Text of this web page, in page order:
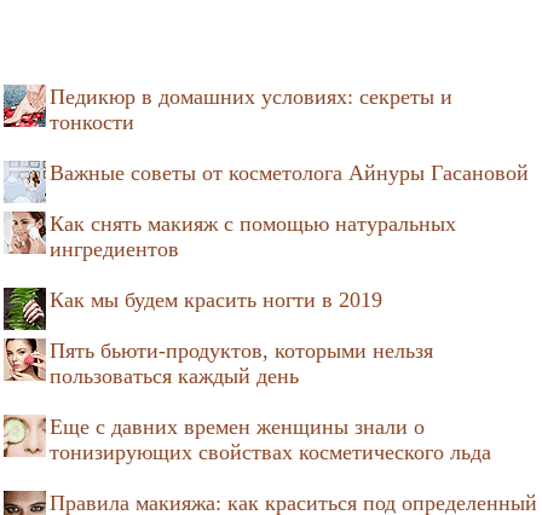
Педикюр в домашних условиях: секреты и
тонкости
Важные советы от косметолога Айнуры Гасановой
Как снять макияж с помощью натуральных
ингредиентов
Как мы будем красить ногти в 2019
Пять бьюти-продуктов, которыми нельзя
пользоваться каждый день
Еще с давних времен женщины знали о
тонизирующих свойствах косметического льда
Правила макияжа: как краситься под определенный